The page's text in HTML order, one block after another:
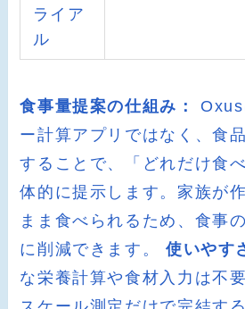
ライア
ル
食事量提案の仕組み：
Oxus
ー計算アプリではなく、食
することで、「どれだけ食
体的に提示します。家族が
まま食べられるため、食事
に削減できます。 使いやす
な栄養計算や食材入力は不